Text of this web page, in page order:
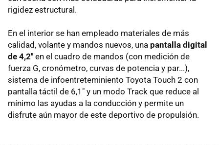
rigidez estructural.
En el interior se han empleado materiales de más
calidad, volante y mandos nuevos, una pantalla digital
de 4,2" en el cuadro de mandos (con medición de
fuerza G, cronómetro, curvas de potencia y par...),
sistema de infoentreteminiento Toyota Touch 2 con
pantalla táctil de 6,1" y un modo Track que reduce al
mínimo las ayudas a la conducción y permite un
disfrute aún mayor de este deportivo de propulsión.